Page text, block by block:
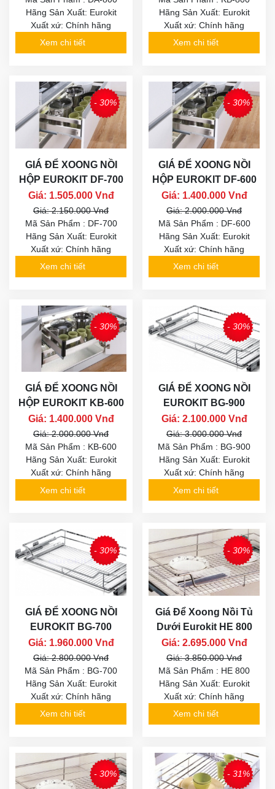
Hãng Sản Xuất: Eurokit
Xuất xứ: Chính hãng
Xem chi tiết
Hãng Sản Xuất: Eurokit
Xuất xứ: Chính hãng
Xem chi tiết
- 30%
GIÁ ĐỂ XOONG NỒI
HỘP EUROKIT DF-700
Giá: 1.505.000 Vnđ
Giá: 2.150.000 Vnđ
Mã Sản Phẩm : DF-700
Hãng Sản Xuất: Eurokit
Xuất xứ: Chính hãng
Xem chi tiết
- 30%
GIÁ ĐỂ XOONG NỒI
HỘP EUROKIT DF-600
Giá: 1.400.000 Vnđ
Giá: 2.000.000 Vnđ
Mã Sản Phẩm : DF-600
Hãng Sản Xuất: Eurokit
Xuất xứ: Chính hãng
Xem chi tiết
- 30%
GIÁ ĐỂ XOONG NỒI
HỘP EUROKIT KB-600
Giá: 1.400.000 Vnđ
Giá: 2.000.000 Vnđ
Mã Sản Phẩm : KB-600
Hãng Sản Xuất: Eurokit
Xuất xứ: Chính hãng
Xem chi tiết
- 30%
GIÁ ĐỂ XOONG NỒI
EUROKIT BG-900
Giá: 2.100.000 Vnđ
Giá: 3.000.000 Vnđ
Mã Sản Phẩm : BG-900
Hãng Sản Xuất: Eurokit
Xuất xứ: Chính hãng
Xem chi tiết
- 30%
GIÁ ĐỂ XOONG NỒI
EUROKIT BG-700
Giá: 1.960.000 Vnđ
Giá: 2.800.000 Vnđ
Mã Sản Phẩm : BG-700
Hãng Sản Xuất: Eurokit
Xuất xứ: Chính hãng
Xem chi tiết
- 30%
Giá Để Xoong Nồi Tủ
Dưới Eurokit HE 800
Giá: 2.695.000 Vnđ
Giá: 3.850.000 Vnđ
Mã Sản Phẩm : HE 800
Hãng Sản Xuất: Eurokit
Xuất xứ: Chính hãng
Xem chi tiết
- 30% - 31%